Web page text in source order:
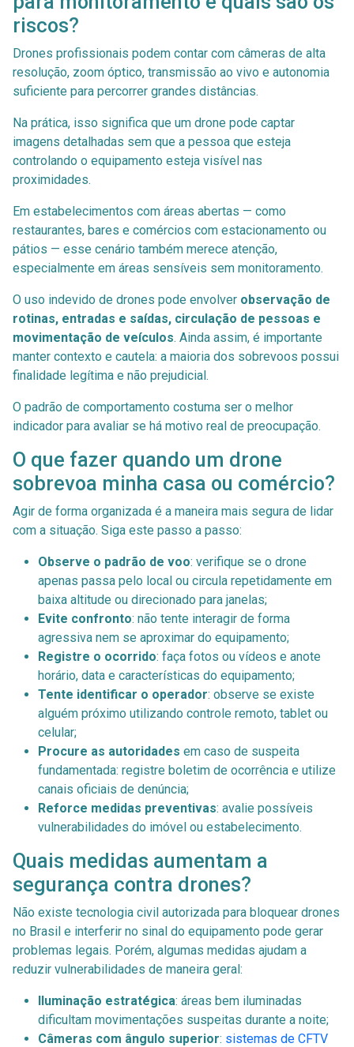
riscos?
Drones profissionais podem contar com câmeras de alta
resolução, zoom óptico, transmissão ao vivo e autonomia
suficiente para percorrer grandes distâncias.
Na prática, isso significa que um drone pode captar
imagens detalhadas sem que a pessoa que esteja
controlando o equipamento esteja visível nas
proximidades.
Em estabelecimentos com áreas abertas — como
restaurantes, bares e comércios com estacionamento ou
pátios — esse cenário também merece atenção,
especialmente em áreas sensíveis sem monitoramento.
O uso indevido de drones pode envolver observação de
rotinas, entradas e saídas, circulação de pessoas e
movimentação de veículos. Ainda assim, é importante
manter contexto e cautela: a maioria dos sobrevoos possui
finalidade legítima e não prejudicial.
O padrão de comportamento costuma ser o melhor
indicador para avaliar se há motivo real de preocupação.
O que fazer quando um drone
sobrevoa minha casa ou comércio?
Agir de forma organizada é a maneira mais segura de lidar
com a situação. Siga este passo a passo:
Observe o padrão de voo: verifique se o drone
apenas passa pelo local ou circula repetidamente em
baixa altitude ou direcionado para janelas;
Evite confronto: não tente interagir de forma
agressiva nem se aproximar do equipamento;
Registre o ocorrido: faça fotos ou vídeos e anote
horário, data e características do equipamento;
Tente identificar o operador: observe se existe
alguém próximo utilizando controle remoto, tablet ou
celular;
Procure as autoridades em caso de suspeita
fundamentada: registre boletim de ocorrência e utilize
canais oficiais de denúncia;
Reforce medidas preventivas: avalie possíveis
vulnerabilidades do imóvel ou estabelecimento.
Quais medidas aumentam a
segurança contra drones?
Não existe tecnologia civil autorizada para bloquear drones
no Brasil e interferir no sinal do equipamento pode gerar
problemas legais. Porém, algumas medidas ajudam a
reduzir vulnerabilidades de maneira geral:
Iluminação estratégica: áreas bem iluminadas
dificultam movimentações suspeitas durante a noite;
Câmeras com ângulo superior: sistemas de CFTV